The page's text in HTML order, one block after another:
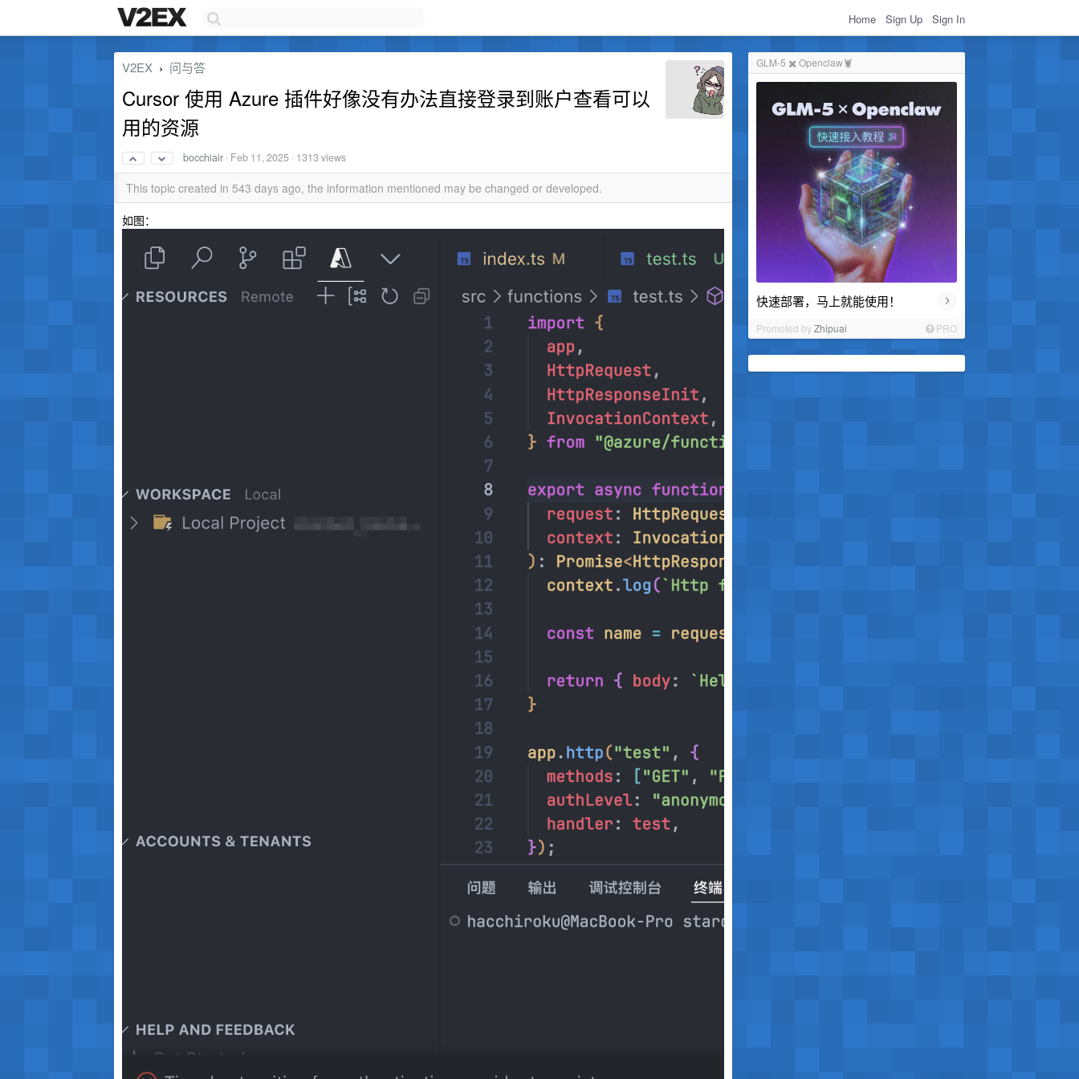
Home Sign Up Sign In
GLM-5 ✖️ Openclaw🦞
快速部署，马上就能使用！ ›
Promoted byZhipuai PRO
V2EX › 问与答
Cursor 使用 Azure 插件好像没有办法直接登录到账户查看可以
用的资源
bocchiair · Feb 11, 2025 · 1313 views
This topic created in 543 days ago, the information mentioned may be changed or developed.
如图：